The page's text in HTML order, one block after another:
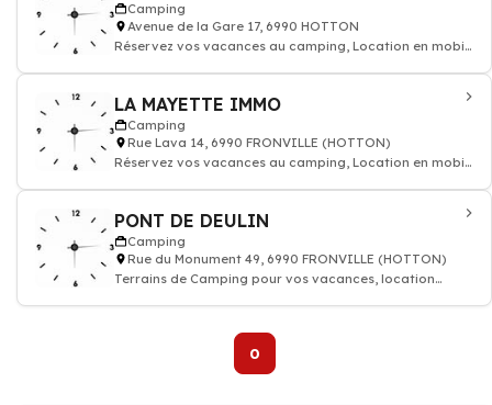
Camping
Avenue de la Gare 17, 6990 HOTTON
Réservez vos vacances au camping, Location en mobil-
LA MAYETTE IMMO
Camping
Rue Lava 14, 6990 FRONVILLE (HOTTON)
Réservez vos vacances au camping, Location en mobil-
PONT DE DEULIN
Camping
Rue du Monument 49, 6990 FRONVILLE (HOTTON)
Terrains de Camping pour vos vacances, location
0